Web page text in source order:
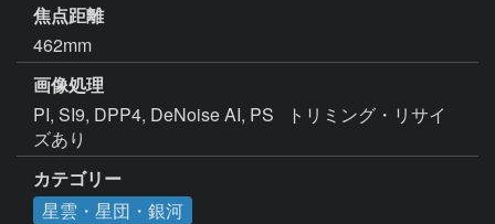
焦点距離
462mm
画像処理
PI, SI9, DPP4, DeNoise AI, PS   トリミング・リサイ
ズあり
カテゴリー
星雲・星団・銀河